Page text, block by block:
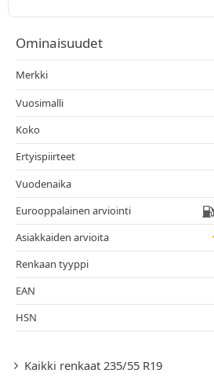
Ominaisuudet
Merkki
Vuosimalli
Koko
Ertyispiirteet
Vuodenaika
Eurooppalainen arviointi
Asiakkaiden arvioita
Renkaan tyyppi
EAN
HSN
Kaikki renkaat 235/55 R19